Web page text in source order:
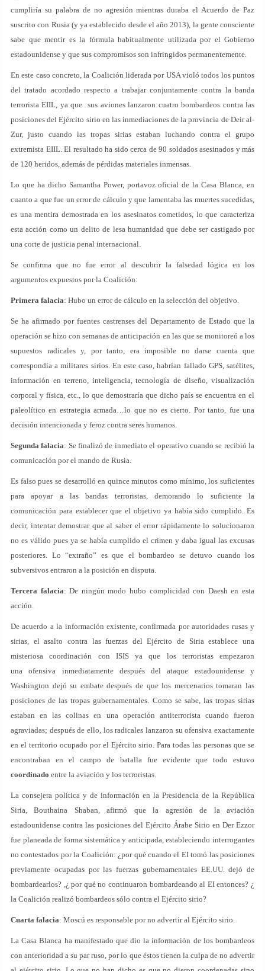
cumpliría su palabra de no agresión mientras duraba el Acuerdo de Paz
suscrito con Rusia (y ya establecido desde el año 2013), la gente consciente
sabe que mentir es la fórmula habitualmente utilizada por el Gobierno
estadounidense y que sus compromisos son infringidos permanentemente.
En este caso concreto, la Coalición liderada por USA violó todos los puntos
del tratado acordado respecto a trabajar conjuntamente contra la banda
terrorista EIIL, ya que sus aviones lanzaron cuatro bombardeos contra las
posiciones del Ejército sirio en las inmediaciones de la provincia de Deir al-
Zur, justo cuando las tropas sirias estaban luchando contra el grupo
extremista EIIL. El resultado ha sido cerca de 90 soldados asesinados y más
de 120 heridos, además de pérdidas materiales inmensas.
Lo que ha dicho Samantha Power, portavoz oficial de la Casa Blanca, en
cuanto a que fue un error de cálculo y que lamentaba las muertes sucedidas,
es una mentira demostrada en los asesinatos cometidos, lo que caracteriza
esta acción como un delito de lesa humanidad que debe ser castigado por
una corte de justicia penal internacional.
Se confirma que no fue error al descubrir la falsedad lógica en los
argumentos expuestos por la Coalición:
Primera falacia: Hubo un error de cálculo en la selección del objetivo.
Se ha afirmado por fuentes castrenses del Departamento de Estado que la
operación se hizo con semanas de anticipación en las que se monitoreó a los
supuestos radicales y, por tanto, era imposible no darse cuenta que
correspondía a militares sirios. En este caso, habrían fallado GPS, satélites,
información en terreno, inteligencia, tecnología de diseño, visualización
corporal y física, etc., lo que demostraría que dicho país se encuentra en el
paleolítico en estrategia armada…lo que no es cierto. Por tanto, fue una
decisión intencionada y feroz contra seres humanos.
Segunda falacia: Se finalizó de inmediato el operativo cuando se recibió la
comunicación por el mando de Rusia.
Es falso pues se desarrolló en quince minutos como mínimo, los suficientes
para apoyar a las bandas terroristas, demorando lo suficiente la
comunicación para establecer que el objetivo ya había sido cumplido. Es
decir, intentar demostrar que al saber el error rápidamente lo solucionaron
no es válido pues ya se había cumplido el crimen y daba igual las excusas
posteriores. Lo “extraño” es que el bombardeo se detuvo cuando los
subversivos entraron a la posición en disputa.
Tercera falacia: De ningún modo hubo complicidad con Daesh en esta
acción.
De acuerdo a la información existente, confirmada por autoridades rusas y
sirias, el asalto contra las fuerzas del Ejército de Siria establece una
misteriosa coordinación con ISIS ya que los terroristas empezaron
una ofensiva inmediatamente después del ataque estadounidense y
Washington dejó su embate después de que los mercenarios tomaran las
posiciones de las tropas gubernamentales. Como se sabe, las tropas sirias
estaban en las colinas en una operación antiterrorista cuando fueron
agraviadas; después de ello, los radicales lanzaron su ofensiva exactamente
en el territorio ocupado por el Ejército sirio. Para todas las personas que se
encontraban en el campo de batalla fue evidente que todo estuvo
coordinado entre la aviación y los terroristas.
La consejera política y de información en la Presidencia de la República
Siria, Bouthaina Shaban, afirmó que la agresión de la aviación
estadounidense contra las posiciones del Ejército Árabe Sirio en Der Ezzor
fue planeada de forma sistemática y anticipada, estableciendo interrogantes
no contestados por la Coalición: ¿por qué cuando el EI tomó las posiciones
previamente ocupadas por las fuerzas gubernamentales EE.UU. dejó de
bombardearlos? ,¿ por qué no continuaron bombardeando al EI entonces? ¿
la Coalición realizó bombardeos sólo contra el Ejército sirio?
Cuarta falacia: Moscú es responsable por no advertir al Ejército sirio.
La Casa Blanca ha manifestado que dio la información de los bombardeos
con anterioridad a su par ruso, por lo que éstos tienen la culpa de no advertir